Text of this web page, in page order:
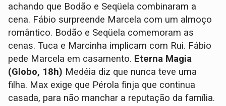
achando que Bodão e Seqüela combinaram a
cena. Fábio surpreende Marcela com um almoço
romântico. Bodão e Seqüela comemoram as
cenas. Tuca e Marcinha implicam com Rui. Fábio
pede Marcela em casamento. Eterna Magia
(Globo, 18h) Medéia diz que nunca teve uma
filha. Max exige que Pérola finja que continua
casada, para não manchar a reputação da família.